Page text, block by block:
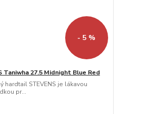
- 5 %
Taniwha 27.5 Midnight Blue Red
hardtail STEVENS je lákavou
pr...